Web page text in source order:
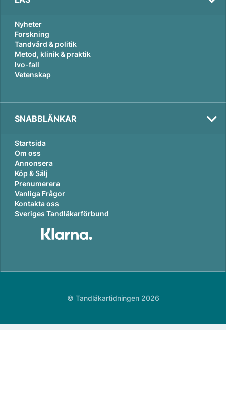
Nyheter
Forskning
Tandvård & politik
Metod, klinik & praktik
Ivo-fall
Vetenskap
SNABBLÄNKAR
Startsida
Om oss
Annonsera
Köp & Sälj
Prenumerera
Vanliga Frågor
Kontakta oss
Sveriges Tandläkarförbund
© Tandläkartidningen 2026